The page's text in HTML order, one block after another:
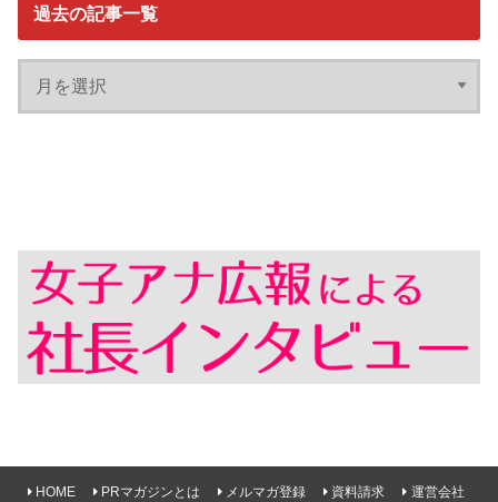
過去の記事一覧
HOME PRマガジンとは メルマガ登録 資料請求 運営会社